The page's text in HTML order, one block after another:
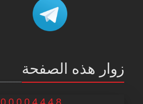
زوار هذه الصفحة